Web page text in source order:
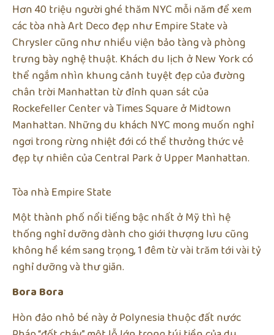
Hơn 40 triệu người ghé thăm NYC mỗi năm để xem
các tòa nhà Art Deco đẹp như Empire State và
Chrysler cũng như nhiều viện bảo tàng và phòng
trưng bày nghệ thuật. Khách du lịch ở New York có
thể ngắm nhìn khung cảnh tuyệt đẹp của đường
chân trời Manhattan từ đỉnh quan sát của
Rockefeller Center và Times Square ở Midtown
Manhattan. Những du khách NYC mong muốn nghỉ
ngơi trong rừng nhiệt đới có thể thưởng thức vẻ
đẹp tự nhiên của Central Park ở Upper Manhattan.
Tòa nhà Empire State
Một thành phố nổi tiếng bậc nhất ở Mỹ thì hệ
thống nghỉ dưỡng dành cho giới thượng lưu cũng
không hề kém sang trọng, 1 đêm từ vài trăm tới vài tỷ
nghỉ dưỡng và thư giãn.
Bora Bora
Hòn đảo nhỏ bé này ở Polynesia thuộc đất nước